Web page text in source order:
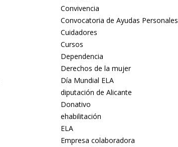
Convivencia
Convocatoria de Ayudas Personales
Cuidadores
Cursos
Dependencia
Derechos de la mujer
Día Mundial ELA
diputación de Alicante
Donativo
ehabilitación
ELA
Empresa colaboradora